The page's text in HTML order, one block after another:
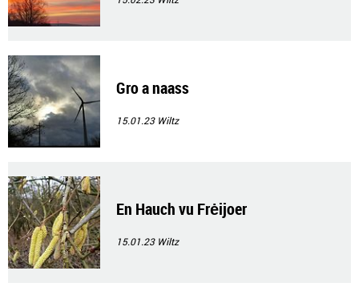
Gro a naass
15.01.23 Wiltz
En Hauch vu Frėijoer
15.01.23 Wiltz